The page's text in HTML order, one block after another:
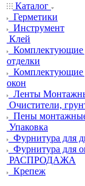
Каталог
Герметики
Инструмент
Клей
Комплектующие
отделки
Комплектующие
окон
Ленты
Очистители,
Пены
Упаковка
Фурнитура для
Фурнитура для
РАСПРОДАЖА
Крепеж